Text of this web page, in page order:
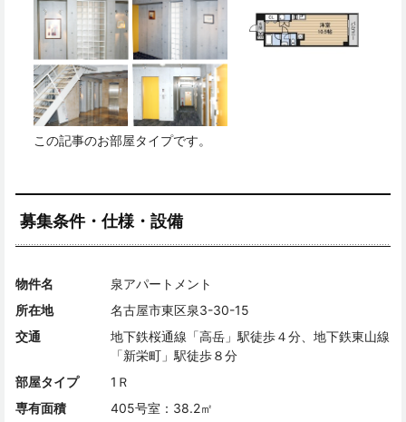
この記事のお部屋タイプです。
募集条件・仕様・設備
物件名
泉アパートメント
所在地
名古屋市東区泉3-30-15
交通
地下鉄桜通線「高岳」駅徒歩４分、地下鉄東山線
「新栄町」駅徒歩８分
部屋タイプ
1Ｒ
専有面積
405号室：38.2㎡